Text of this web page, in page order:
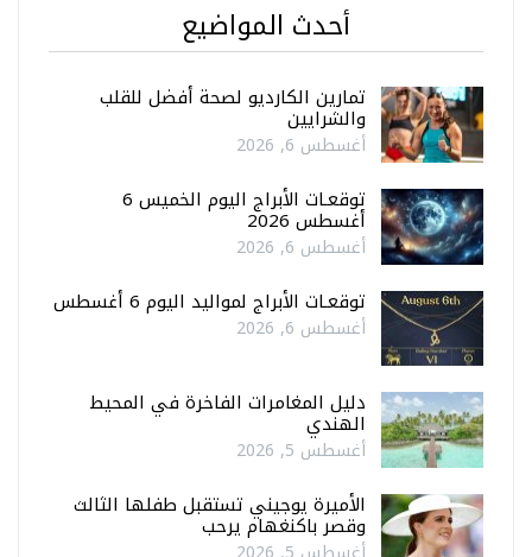
أحدث المواضيع
تمارين الكارديو لصحة أفضل للقلب
والشرايين
أغسطس 6, 2026
توقعـات الأبراج اليوم الخميس 6
أغسطس 2026
أغسطس 6, 2026
توقعـات الأبراج لمواليد اليوم 6 أغسطس
أغسطس 6, 2026
دليل المغامرات الفاخرة في المحيط
الهندي
أغسطس 5, 2026
الأميرة يوجيني تستقبل طفلها الثالث
وقصر باكنغهام يرحب